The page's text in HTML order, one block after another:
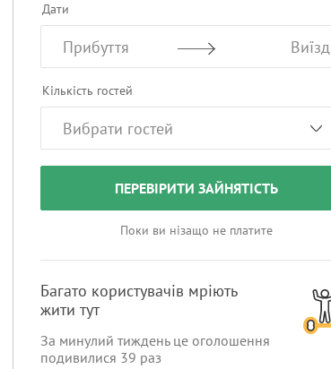
Дати
Прибуття Виїзд
Кількість гостей
ПЕРЕВІРИТИ ЗАЙНЯТІСТЬ
Поки ви нізащо не платите
Багато користувачів мріють
жити тут
За минулий тиждень це оголошення
подивилися 39 раз